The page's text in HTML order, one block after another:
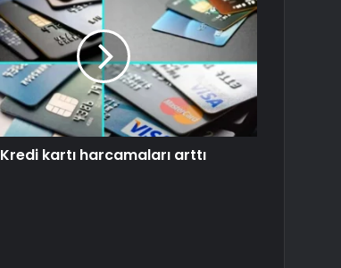
Kredi kartı harcamaları arttı